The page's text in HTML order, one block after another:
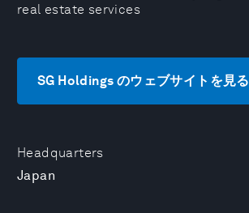
Headquarters
Japan
real estate services
SG Holdings のウェブサイトを見る